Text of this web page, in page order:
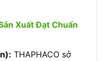
Xuất Đạt Chuẩn
THAPHACO sở